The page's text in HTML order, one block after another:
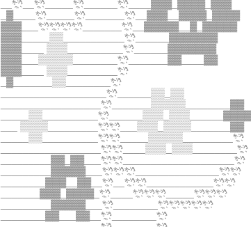
__*;҉^__*;҉^_____*;҉^______*;҉^____▓▓▓_▓▓▓▓_▓▓▓
_▓____*;҉^_____*;҉^_______*;҉^__▓▓▓__▓▓▓▓_▓▓▓▓
▓▓▓___*;҉^*;҉^*;҉^*;҉^_______*;҉^__▓▓▓▓▓__▓_▓▓▓▓▓
▓▓▓_____▒▒___________*;҉^______▓▓▓▓▓▓▓
▓▓▓____ ▒▒▒__________*;҉^______▓▓▓▓▓▓▓
▓▓▓___▒▒▒▒▒________*;҉^_______▓▓____▓▓
▓▓▓____ ▒▒▒_________*;҉^
_▓_______▒▒________*;҉^
___________________*;҉^______▒▒_▒▒
__________________*;҉^_______▒▒▒▒▒________▓▓
_____▒▒__________*;҉^______▒▒▒_▒▒▒______▓▓▓▓
___ ▒▒▒▒_________*;҉^*;҉^___▒▒▒_▒▒▒▒_______▓▓
_____▒▒__________*;҉^*;҉^_____▒▒▒▒▒_________*;҉^
__________________*;҉^*;҉^____▒▒▒_▒▒▒________*;҉^
_________▓▓_▓▓___*;҉^*;҉^____________________*;҉^
_________▓▓▓▓▓___*;҉^*;҉^*;҉^_______________*;҉^*;҉^
________▓▓▓__▓▓__*;҉^__*;҉^*;҉^____________*;҉^*;҉^
_______▓▓▓_▓▓▓▓_*;҉^____*;҉^*;҉^*;҉^_____*;҉^*;҉^*;҉^
_________▓▓▓▓▓___*;҉^________*;҉^*;҉^*;҉^*;҉^*;҉^
________▓▓___▓▓__*;҉^________*;҉^